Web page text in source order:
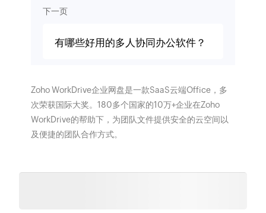
下一页
有哪些好用的多人协同办公软件？
Zoho WorkDrive企业网盘是一款SaaS云端Office，多
次荣获国际大奖。180多个国家的10万+企业在Zoho
WorkDrive的帮助下，为团队文件提供安全的云空间以
及便捷的团队合作方式。